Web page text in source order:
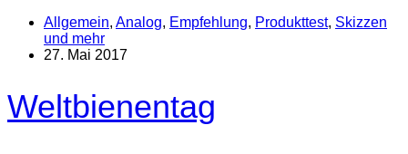
Allgemein, Analog, Empfehlung, Produkttest, Skizzen
und mehr
27. Mai 2017
Weltbienentag